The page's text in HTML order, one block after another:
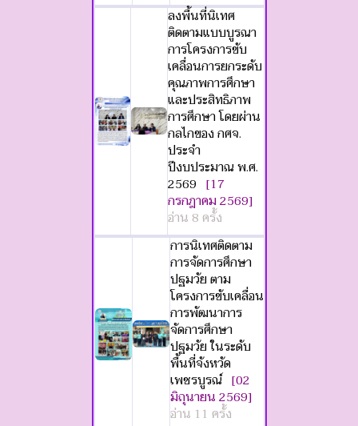
ลงพื้นที่นิเทศ
ติดตามแบบบูรณา
การโครงการขับ
เคลื่อนการยกระดับ
คุณภาพการศึกษา
และประสิทธิภาพ
การศึกษา โดยผ่าน
กลไกของ กศจ.
ประจำ
ปีงบประมาณ พ.ศ.
2569 [17
กรกฎาคม 2569]
อ่าน 8 ครั้ง
การนิเทศติดตาม
การจัดการศึกษา
ปฐมวัย ตาม
โครงการขับเคลื่อน
การพัฒนาการ
จัดการศึกษา
ปฐมวัย ในระดับ
พื้นที่จังหวัด
เพชรบูรณ์ [02
มิถุนายน 2569]
อ่าน 11 ครั้ง